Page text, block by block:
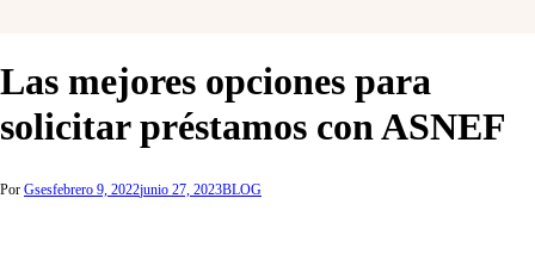
Las mejores opciones para
solicitar préstamos con ASNEF
Por Gsesfebrero 9, 2022junio 27, 2023BLOG